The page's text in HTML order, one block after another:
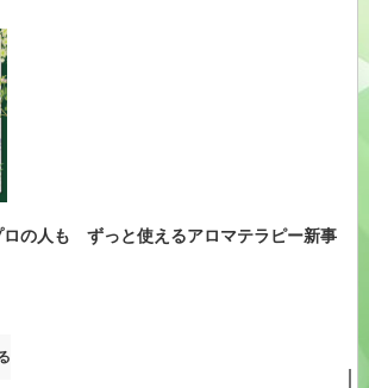
ロの人も ずっと使えるアロマテラピー新事